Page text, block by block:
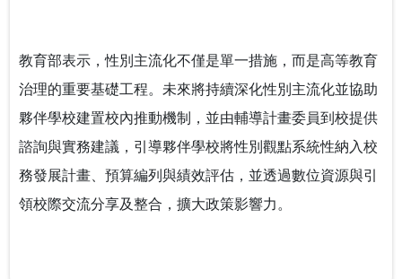
教育部表示，性別主流化不僅是單一措施，而是高等教育
治理的重要基礎工程。未來將持續深化性別主流化並協助
夥伴學校建置校內推動機制，並由輔導計畫委員到校提供
諮詢與實務建議，引導夥伴學校將性別觀點系統性納入校
務發展計畫、預算編列與績效評估，並透過數位資源與引
領校際交流分享及整合，擴大政策影響力。